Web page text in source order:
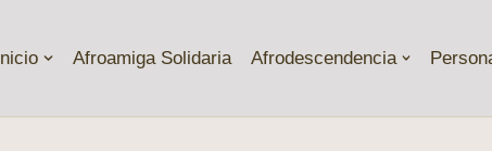
Inicio Afroamiga Solidaria Afrodescendencia